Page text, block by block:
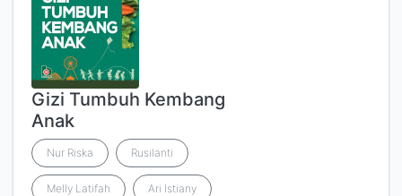
Gizi Tumbuh Kembang
Anak
Nur Riska Rusilanti
Melly Latifah Ari Istiany